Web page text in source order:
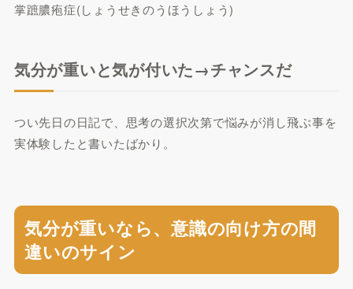
掌蹠膿疱症(しょうせきのうほうしょう)
気分が重いと気が付いた→チャンスだ
つい先日の日記で、思考の選択次第で悩みが消し飛ぶ事を
実体験したと書いたばかり。
気分が重いなら、意識の向け方の間
違いのサイン